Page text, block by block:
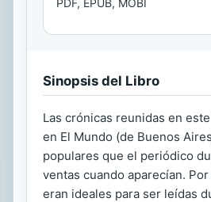
Sinopsis del Libro
Las crónicas reunidas en
en El Mundo (de Buenos
populares que el periódico
ventas cuando aparecían.
eran ideales para ser leídas